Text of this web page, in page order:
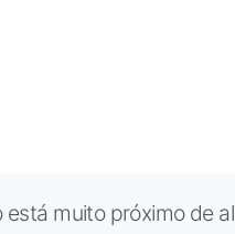
está muito próximo de